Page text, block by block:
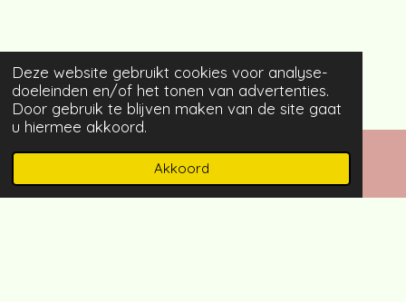
Deze website gebruikt cookies voor analyse-
doeleinden en/of het tonen van advertenties.
Door gebruik te blijven maken van de site gaat
u hiermee akkoord.
Akkoord